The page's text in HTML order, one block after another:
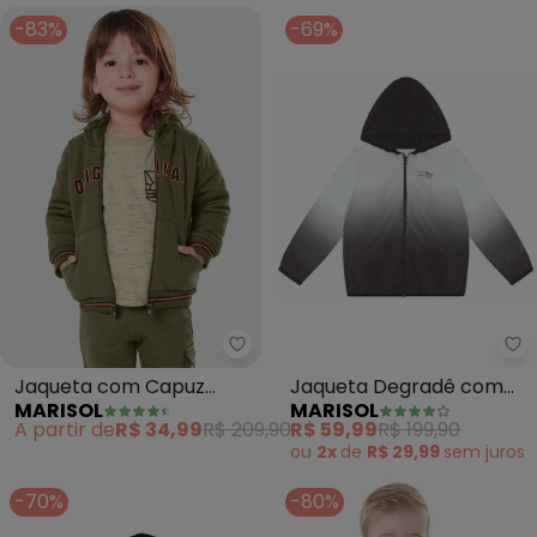
-83%
Marisol - Jaqueta com Capuz
Jaqueta com Capuz
Moletom Menino (Verde)
MARISOL
A partir deR$ 34,99R$ 209,90
-69%
Jaqueta Degradê com
Capuz (Preto)
MARISOL
R$ 59,99R$ 199,90
ou 2x de R$ 29,99 sem juros
-70% -80%